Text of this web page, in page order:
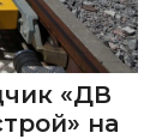
«ДВ
на